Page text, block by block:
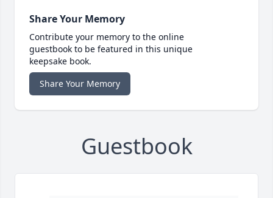
Share Your Memory
Contribute your memory to the online
guestbook to be featured in this unique
keepsake book.
Share Your Memory
Guestbook